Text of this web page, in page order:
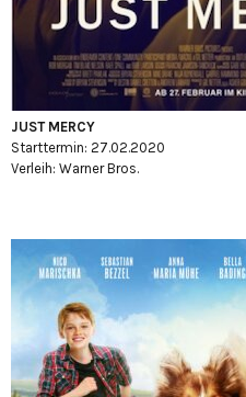
JUST MERCY
Starttermin: 27.02.2020
Verleih: Warner Bros.